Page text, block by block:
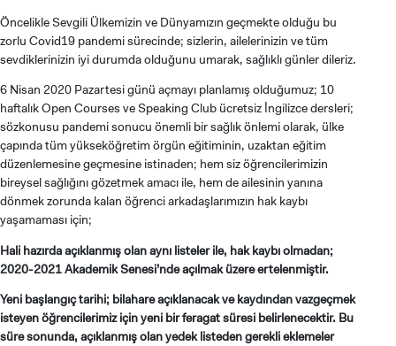
Öncelikle Sevgili Ülkemizin ve Dünyamızın geçmekte olduğu bu
zorlu Covid19 pandemi sürecinde; sizlerin, ailelerinizin ve tüm
sevdiklerinizin iyi durumda olduğunu umarak, sağlıklı günler dileriz.
6 Nisan 2020 Pazartesi günü açmayı planlamış olduğumuz; 10
haftalık Open Courses ve Speaking Club ücretsiz İngilizce dersleri;
sözkonusu pandemi sonucu önemli bir sağlık önlemi olarak, ülke
çapında tüm yükseköğretim örgün eğitiminin, uzaktan eğitim
düzenlemesine geçmesine istinaden; hem siz öğrencilerimizin
bireysel sağlığını gözetmek amacı ile, hem de ailesinin yanına
dönmek zorunda kalan öğrenci arkadaşlarımızın hak kaybı
yaşamaması için;
Hali hazırda açıklanmış olan aynı listeler ile, hak kaybı olmadan;
2020-2021 Akademik Senesi’nde açılmak üzere ertelenmiştir.
Yeni başlangıç tarihi; bilahare açıklanacak ve kaydından vazgeçmek
isteyen öğrencilerimiz için yeni bir feragat süresi belirlenecektir. Bu
süre sonunda, açıklanmış olan yedek listeden gerekli eklemeler